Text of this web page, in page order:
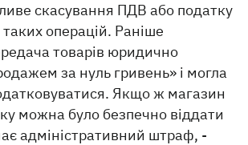
скасування ПДВ або податку
таких операцій. Раніше
товарів юридично
за нуль гривень» і могла
Якщо ж магазин
можна було безпечно віддати
адміністративний штраф, -